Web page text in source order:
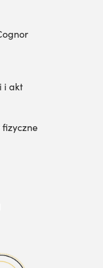
i akt